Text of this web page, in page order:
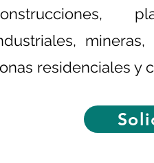
residenciales y